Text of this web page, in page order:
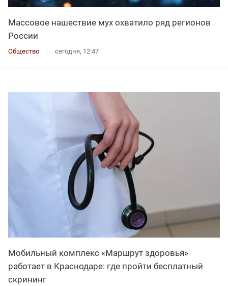
Массовое нашествие мух охватило ряд регионов
России
Общество сегодня, 12:47
Мобильный комплекс «Маршрут здоровья»
работает в Краснодаре: где пройти бесплатный
скрининг